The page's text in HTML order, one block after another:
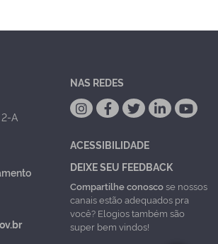
A
NAS REDES
ACESSIBILIDADE
DEIXE SEU FEEDBACK
Compartilhe conoscose nossos
canais estão adequados pra
você? Elogios também são
super bem vindos!